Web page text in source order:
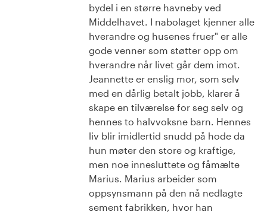
bydel i en større havneby ved
Middelhavet. I nabolaget kjenner alle
hverandre og husenes fruer" er alle
gode venner som støtter opp om
hverandre når livet går dem imot.
Jeannette er enslig mor, som selv
med en dårlig betalt jobb, klarer å
skape en tilværelse for seg selv og
hennes to halvvoksne barn. Hennes
liv blir imidlertid snudd på hode da
hun møter den store og kraftige,
men noe innesluttete og fåmælte
Marius. Marius arbeider som
oppsynsmann på den nå nedlagte
sement fabrikken, hvor han